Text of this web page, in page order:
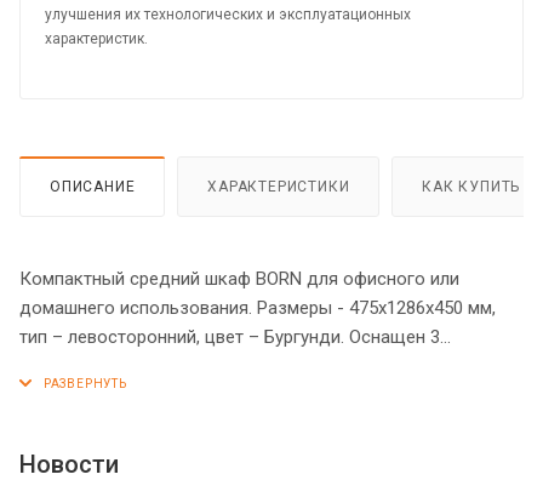
улучшения их технологических и эксплуатационных
характеристик.
ОПИСАНИЕ ХАРАКТЕРИСТИКИ КАК КУПИТЬ
Компактный средний шкаф BORN для офисного или
домашнего использования. Размеры - 475х1286х450 мм,
тип – левосторонний, цвет – Бургунди. Оснащен 3
стеклянной дверцей с металлической рамкой, а верхняя -
ручка. Шкаф имеет опоры увеличенной длины.
Новости